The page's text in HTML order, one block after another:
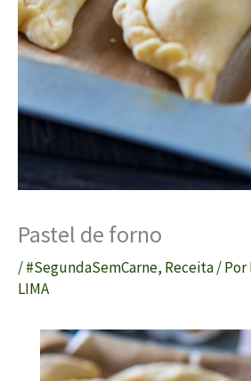
Pastel de forno
/#SegundaSemCarne, Receita/ Por
LIMA